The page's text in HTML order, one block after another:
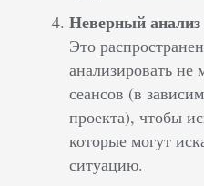
Неверный
Это
анализировать не
сеансов (в
проекта), чтобы
которые могут
ситуацию.